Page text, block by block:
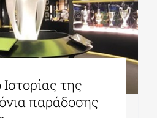
της
παράδοσης